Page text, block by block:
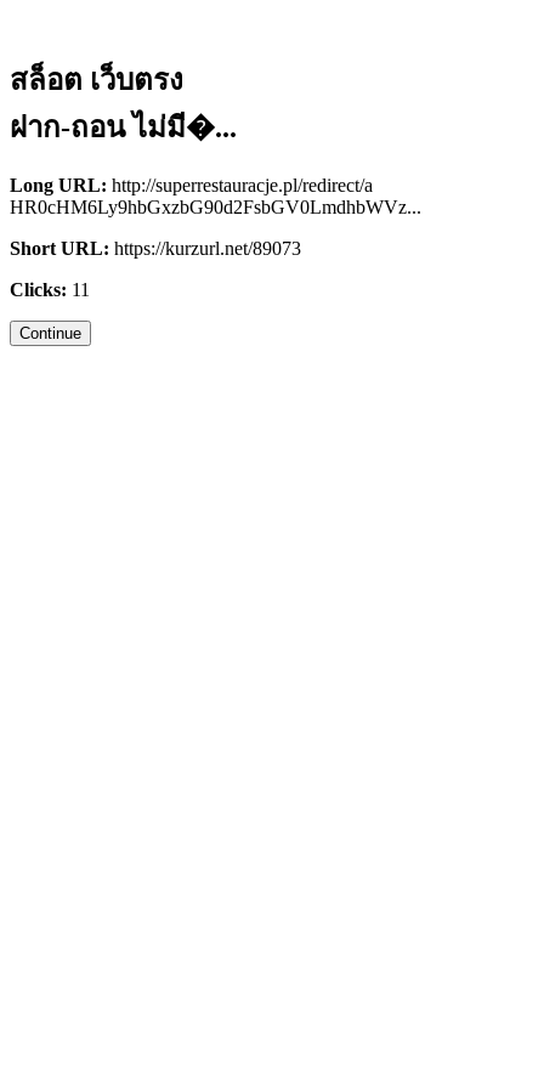
สล็อต เว็บตรง
ฝาก-ถอน ไม่มี�...
Long URL: http://superrestauracje.pl/redirect/a
HR0cHM6Ly9hbGxzbG90d2FsbGV0LmdhbWVz...
Short URL: https://kurzurl.net/89073
Clicks: 11
Continue